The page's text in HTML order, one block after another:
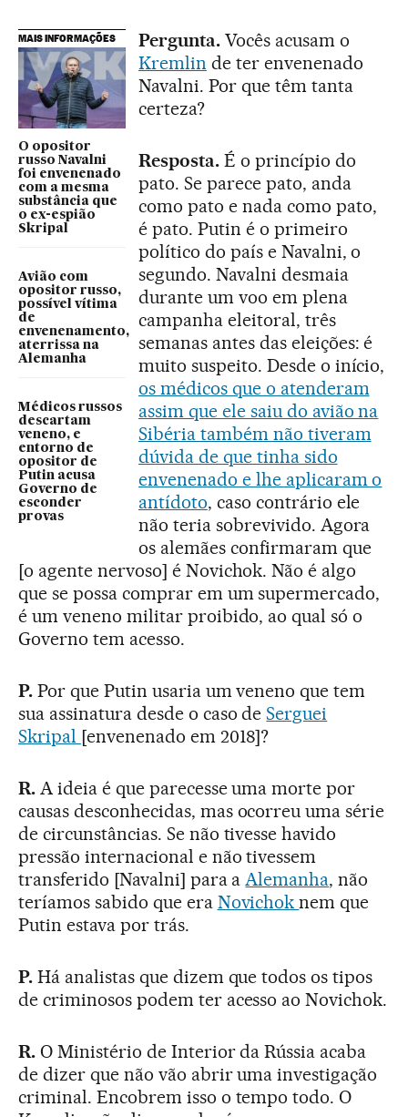
MAIS INFORMAÇÕES
O opositor
russo Navalni
foi envenenado
com a mesma
substância que
o ex-espião
Skripal
Avião com
opositor russo,
possível vítima
de
envenenamento,
aterrissa na
Alemanha
Médicos russos
descartam
veneno, e
entorno de
opositor de
Putin acusa
Governo de
esconder
provas
Pergunta.Vocês acusam o
Kremlin de ter envenenado
Navalni. Por que têm tanta
certeza?
Resposta.É o princípio do
pato. Se parece pato, anda
como pato e nada como pato,
é pato. Putin é o primeiro
político do país e Navalni, o
segundo. Navalni desmaia
durante um voo em plena
campanha eleitoral, três
semanas antes das eleições: é
muito suspeito. Desde o início,
os médicos que o atenderam
assim que ele saiu do avião na
Sibéria também não tiveram
dúvida de que tinha sido
envenenado e lhe aplicaram o
antídoto, caso contrário ele
não teria sobrevivido. Agora
os alemães confirmaram que
[o agente nervoso] é Novichok. Não é algo
que se possa comprar em um supermercado,
é um veneno militar proibido, ao qual só o
Governo tem acesso.
P.Por que Putin usaria um veneno que tem
sua assinatura desde o caso deSerguei
Skripal [envenenado em 2018]?
R.A ideia é que parecesse uma morte por
causas desconhecidas, mas ocorreu uma série
de circunstâncias. Se não tivesse havido
pressão internacional e não tivessem
transferido [Navalni] para aAlemanha, não
teríamos sabido que era Novichoknem que
Putin estava por trás.
P.Há analistas que dizem que todos os tipos
de criminosos podem ter acesso ao Novichok.
R.O Ministério de Interior da Rússia acaba
de dizer que não vão abrir uma investigação
criminal. Encobrem isso o tempo todo. O